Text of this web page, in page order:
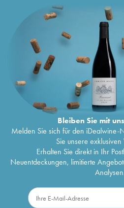
Bleiben Sie mit
Melden Sie sich für den iDealwine-
Sie unsere
Erhalten Sie direkt in Ihr
Neuentdeckungen, limitierte